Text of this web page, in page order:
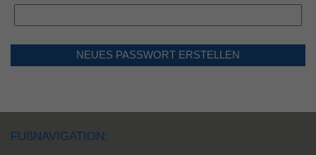
NEUES PASSWORT ERSTELLEN
FUßNAVIGATION: